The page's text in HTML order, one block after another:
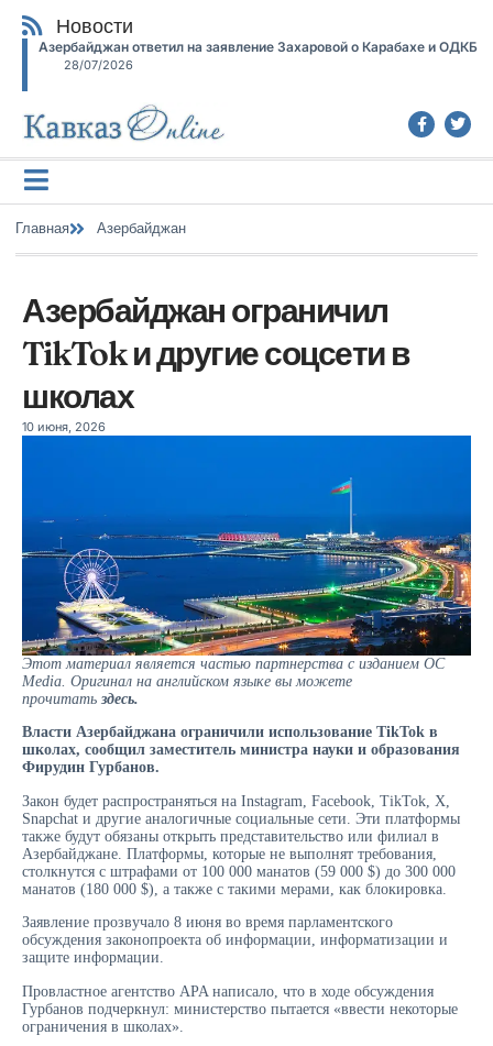
Новости
Азербайджан ответил на заявление Захаровой о Карабахе и ОДКБ
28/07/2026
Главная Азербайджан
Азербайджан ограничил
TikTok и другие соцсети в
школах
10 июня, 2026
Этот материал является частью партнерства с изданием OC
Media. Оригинал на английском языке вы можете
прочитать здесь.
Власти Азербайджана ограничили использование TikTok в
школах, сообщил заместитель министра науки и образования
Фирудин Гурбанов.
Закон будет распространяться на Instagram, Facebook, TikTok, X,
Snapchat и другие аналогичные социальные сети. Эти платформы
также будут обязаны открыть представительство или филиал в
Азербайджане. Платформы, которые не выполнят требования,
столкнутся с штрафами от 100 000 манатов (59 000 $) до 300 000
манатов (180 000 $), а также с такими мерами, как блокировка.
Заявление прозвучало 8 июня во время парламентского
обсуждения законопроекта об информации, информатизации и
защите информации.
Провластное агентство APA написало, что в ходе обсуждения
Гурбанов подчеркнул: министерство пытается «ввести некоторые
ограничения в школах».